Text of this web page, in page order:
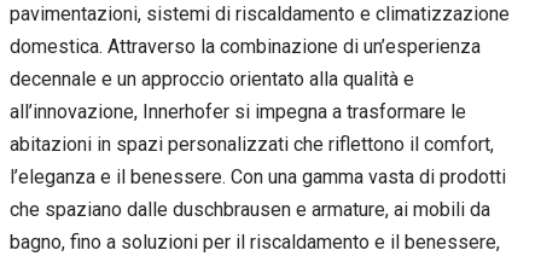
pavimentazioni, sistemi di riscaldamento e climatizzazione
domestica. Attraverso la combinazione di un’esperienza
decennale e un approccio orientato alla qualità e
all’innovazione, Innerhofer si impegna a trasformare le
abitazioni in spazi personalizzati che riflettono il comfort,
l’eleganza e il benessere. Con una gamma vasta di prodotti
che spaziano dalle duschbrausen e armature, ai mobili da
bagno, fino a soluzioni per il riscaldamento e il benessere,